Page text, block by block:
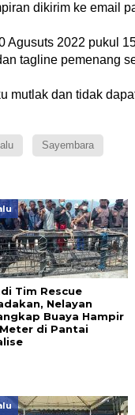
dikirim ke email
Agusuts 2022 pukul
tagline pemenang
mutlak dan tidak
Sayembara
Tim Rescue
Nelayan
Buaya Hampir
di Pantai